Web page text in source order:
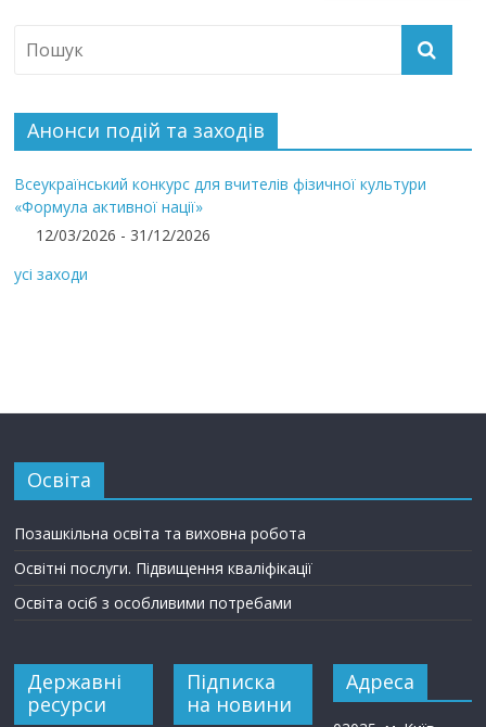
Анонси подій та заходів
Всеукраїнський конкурс для вчителів фізичної культури
«Формула активної нації»
12/03/2026 - 31/12/2026
усі заходи
Освіта
Позашкільна освіта та виховна робота
Освітні послуги. Підвищення кваліфікації
Освіта осіб з особливими потребами
Державні
ресурси
Підписка
на новини
Адреса